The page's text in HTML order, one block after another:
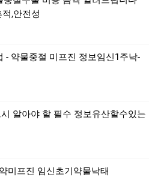
,안전성
- 약물중절 미프진 정보임신1주낙­
알아야 할 필수 정보유산할수있는
미프진 임신초기약물낙­태